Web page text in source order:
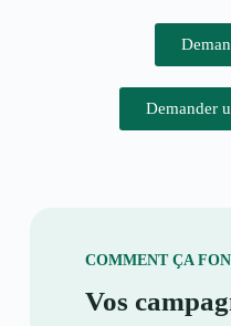
Demander
COMMENT ÇA
Vos